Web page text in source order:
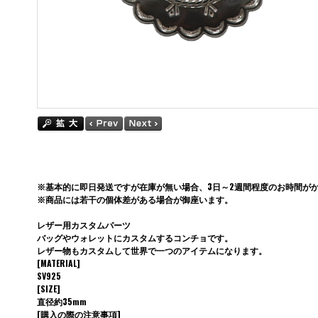
※基本的に即日発送ですが在庫が無い場合、3日～2週間程度のお時間が
※商品には若干の個体差がある場合が御座います。
レザー用カスタムパーツ
バッグやウォレットにカスタムするコンチョです。
レザー物もカスタムして世界で一つのアイテムになります。
[MATERIAL]
SV925
[SIZE]
直径約35mm
[購入の際の注意事項]